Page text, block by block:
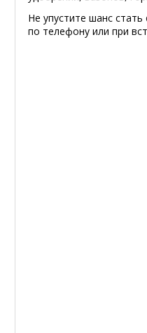
Не упустите шанс
по телефону или при